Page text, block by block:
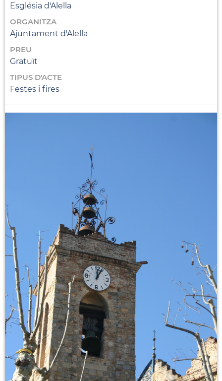
Església d'Alella
ORGANITZA
Ajuntament d'Alella
PREU
Gratuït
TIPUS D'ACTE
Festes i fires